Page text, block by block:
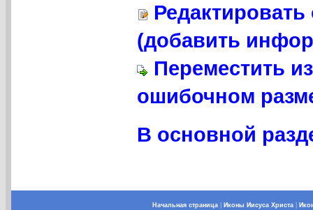
(добавить
Переместить
ошибочном
В основной
Начальная страница| Иконы Иисуса Христа|